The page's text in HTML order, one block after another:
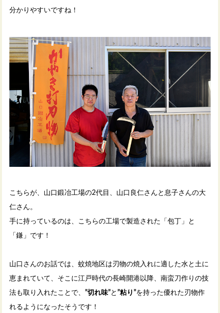
分かりやすいですね！
こちらが、山口鍛冶工場の2代目、山口良仁さんと息子さんの大
仁さん。
手に持っているのは、こちらの工場で製造された「包丁」と
「鎌」です！
山口さんのお話では、蚊焼地区は刃物の焼入れに適した水と土に
恵まれていて、そこに江戸時代の長崎開港以降、南蛮刀作りの技
法も取り入れたことで、”切れ味”と”粘り”を持った優れた刃物作
れるようになったそうです！